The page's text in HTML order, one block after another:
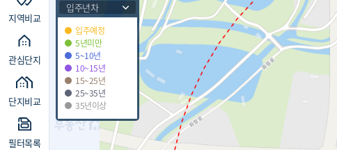
지역비교
관심단지
단지비교
필터목록
입주년차
입주예정
5년미만
5~10년
10~15년
15~25년
25~35년
35년이상